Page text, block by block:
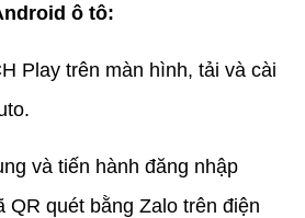
ô tô:
Play trên màn hình, tải và cài
và tiến hành đăng nhập
QR quét bằng Zalo trên điện